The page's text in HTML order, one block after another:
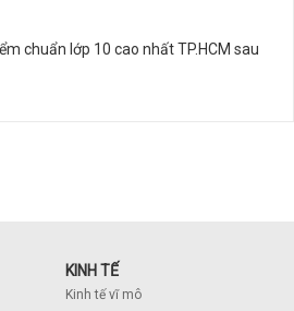
chuẩn lớp 10 cao nhất TP.HCM sau
KINH TẾ
Kinh tế vĩ mô